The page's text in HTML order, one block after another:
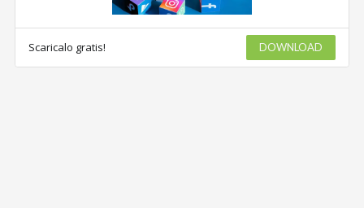
Scaricalo gratis! DOWNLOAD